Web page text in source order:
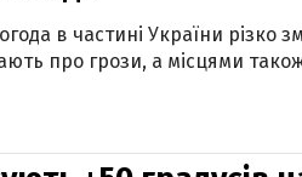
в частині України різко
про грози, а місцями